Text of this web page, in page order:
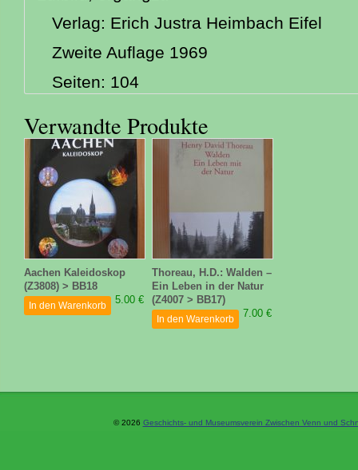
Verlag: Erich Justra Heimbach Eifel
Zweite Auflage 1969
Seiten: 104
Verwandte Produkte
Aachen Kaleidoskop
(Z3808) > BB18
5.00 €
In den Warenkorb
Thoreau, H.D.: Walden –
Ein Leben in der Natur
(Z4007 > BB17)
7.00 €
In den Warenkorb
© 2026 Geschichts- und Museumsverein Zwischen Venn und